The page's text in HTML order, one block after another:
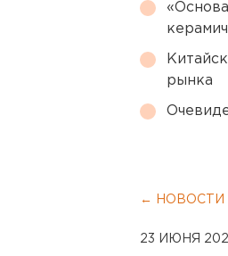
рынка
← НОВОСТИ
23 ИЮНЯ